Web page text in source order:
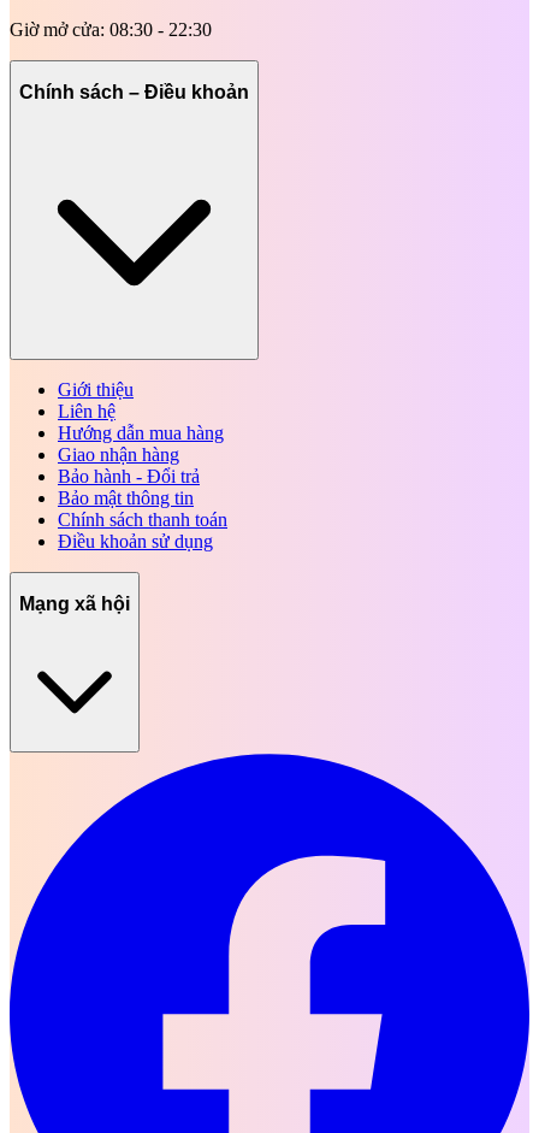
Giờ mở cửa: 08:30 - 22:30
Chính sách – Điều khoản
Giới thiệu
Liên hệ
Hướng dẫn mua hàng
Giao nhận hàng
Bảo hành - Đổi trả
Bảo mật thông tin
Chính sách thanh toán
Điều khoản sử dụng
Mạng xã hội